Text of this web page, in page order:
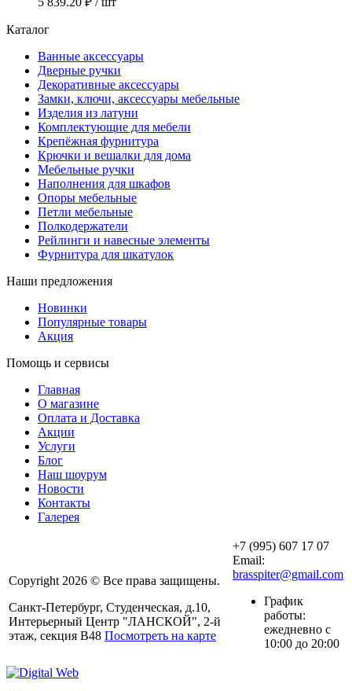
Каталог
Ванные аксессуары
Дверные ручки
Декоративные аксессуары
Замки, ключи, аксессуары мебельные
Изделия из латуни
Комплектующие для мебели
Крепёжная фурнитура
Крючки и вешалки для дома
Мебельные ручки
Наполнения для шкафов
Опоры мебельные
Петли мебельные
Полкодержатели
Рейлинги и навесные элементы
Фурнитура для шкатулок
Наши предложения
Новинки
Популярные товары
Акция
Помощь и сервисы
Главная
О магазине
Оплата и Доставка
Акции
Услуги
Блог
Наш шоурум
Новости
Контакты
Галерея
Copyright 2026 © Все права защищены.
Санкт-Петербург, Студенческая, д.10,
Интерьерный Центр "ЛАНСКОЙ", 2-й
этаж, секция В48 Посмотреть на карте
+7 (995) 607 17 07
Email:
brasspiter@gmail.com
График
работы:
ежедневно с
10:00 до 20:00